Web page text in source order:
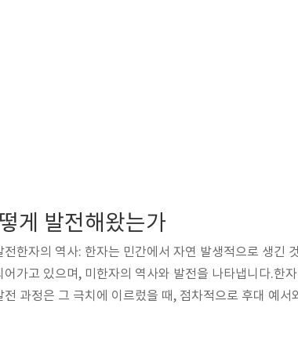
게 발전해왔는가
한자의 역사: 한자는 민간에서 자연 발생적으로 생긴
가고 있으며, 미한자의 역사와 발전을 나타냅니다.한
과정은 그 극치에 이르렀을 때, 점차적으로 후대 예서
중심을 고정시키고 대칭을 이루며 평행을 형성하였다.